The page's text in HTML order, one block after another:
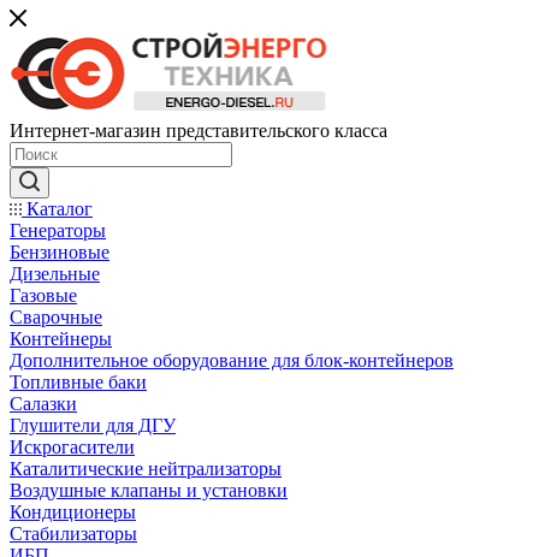
Интернет-магазин представительского класса
Каталог
Генераторы
Бензиновые
Дизельные
Газовые
Сварочные
Контейнеры
Дополнительное оборудование для блок-контейнеров
Топливные баки
Салазки
Глушители для ДГУ
Искрогасители
Каталитические нейтрализаторы
Воздушные клапаны и установки
Кондиционеры
Стабилизаторы